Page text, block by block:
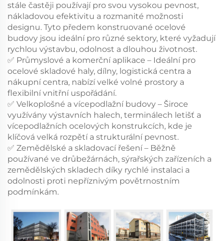
stále častěji používají pro svou vysokou pevnost,
nákladovou efektivitu a rozmanité možnosti
designu. Tyto předem konstruované ocelové
budovy jsou ideální pro různé sektory, které vyžadují
rychlou výstavbu, odolnost a dlouhou životnost.
✅ Průmyslové a komerční aplikace – Ideální pro
ocelové skladové haly, dílny, logistická centra a
nákupní centra, nabízí velké volné prostory a
flexibilní vnitřní uspořádání.
✅ Velkoplošné a vícepodlažní budovy – Široce
využívány výstavních halech, terminálech letišť a
vícepodlažních ocelových konstrukcích, kde je
klíčová velká rozpětí a strukturální pevnost.
✅ Zemědělské a skladovací řešení – Běžně
používané ve drůbežárnách, sýrařských zařízeních a
zemědělských skladech díky rychlé instalaci a
odolnosti proti nepříznivým povětrnostním
podmínkám.